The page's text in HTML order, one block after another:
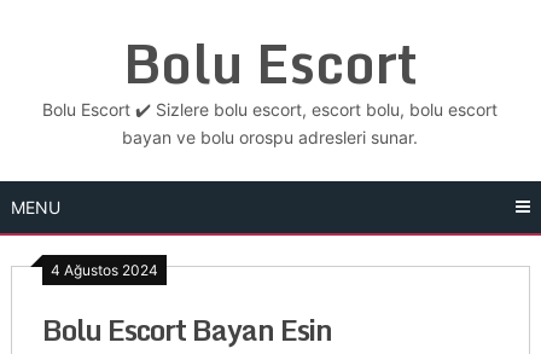
Bolu Escort
Bolu Escort ✔️ Sizlere bolu escort, escort bolu, bolu escort
bayan ve bolu orospu adresleri sunar.
MENU
4 Ağustos 2024
Bolu Escort Bayan Esin